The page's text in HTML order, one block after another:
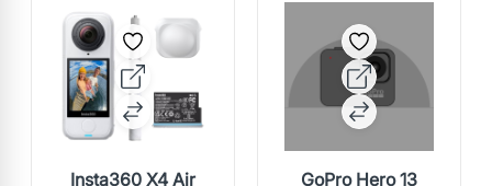
Insta360 X4 Air
GoPro Hero 13